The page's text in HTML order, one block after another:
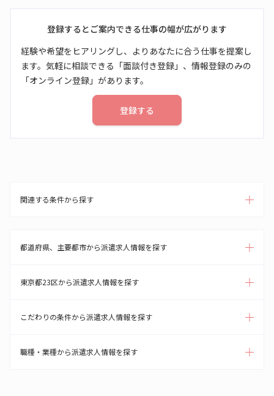
登録するとご案内できる仕事の幅が広がります
経験や希望をヒアリングし、よりあなたに合う仕事を提案し
ます。気軽に相談できる「面談付き登録」、情報登録のみの
「オンライン登録」があります。
登録する
関連する条件から探す
都道府県、主要都市から派遣求人情報を探す
東京都23区から派遣求人情報を探す
こだわりの条件から派遣求人情報を探す
職種・業種から派遣求人情報を探す